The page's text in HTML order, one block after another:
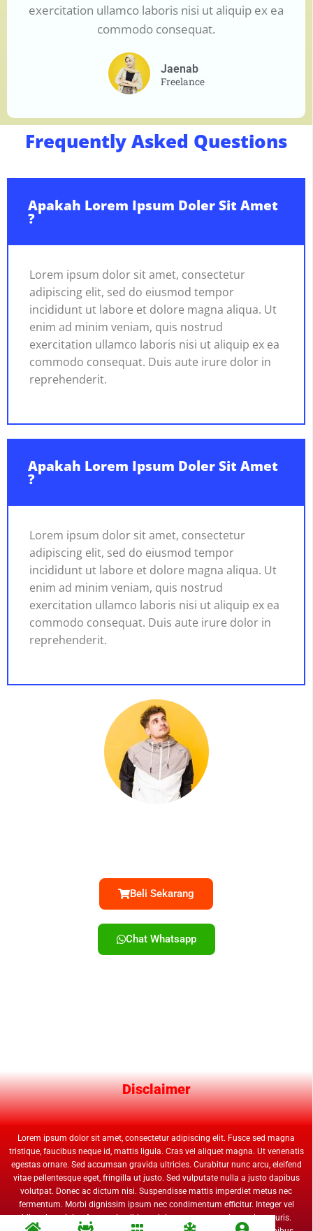
exercitation ullamco laboris nisi ut aliquip ex ea
commodo consequat.
Jaenab
Freelance
Frequently Asked Questions
Apakah Lorem Ipsum Doler Sit Amet
?
Lorem ipsum dolor sit amet, consectetur
adipiscing elit, sed do eiusmod tempor
incididunt ut labore et dolore magna aliqua. Ut
enim ad minim veniam, quis nostrud
exercitation ullamco laboris nisi ut aliquip ex ea
commodo consequat. Duis aute irure dolor in
reprehenderit.
Apakah Lorem Ipsum Doler Sit Amet
?
Lorem ipsum dolor sit amet, consectetur
adipiscing elit, sed do eiusmod tempor
incididunt ut labore et dolore magna aliqua. Ut
enim ad minim veniam, quis nostrud
exercitation ullamco laboris nisi ut aliquip ex ea
commodo consequat. Duis aute irure dolor in
reprehenderit.
Beli Sekarang
Chat Whatsapp
Disclaimer
Lorem ipsum dolor sit amet, consectetur adipiscing elit. Fusce sed magna
tristique, faucibus neque id, mattis ligula. Cras vel aliquet magna. Ut venenatis
egestas ornare. Sed accumsan gravida ultricies. Curabitur nunc arcu, eleifend
vitae pellentesque eget, fringilla ut justo. Sed vulputate nulla a justo dapibus
volutpat. Donec ac dictum nisi. Suspendisse mattis imperdiet metus nec
fermentum. Morbi dignissim ipsum nec condimentum efficitur. Integer vel
bibendum dolor. Aenean in nibh eu dui tempor venenatis non in mauris.